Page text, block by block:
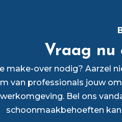
Vraag nu
make-over nodig? Aarzel
van professionals jouw
Bel ons
schoonmaakbehoeften